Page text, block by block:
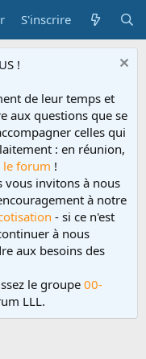
S'inscrire
!
de leur temps et
aux questions que se
celles qui
: en réunion,
le forum !
vous invitons à nous
à notre
- si ce n'est
à nous
aux besoins des
le groupe00-
LLL.